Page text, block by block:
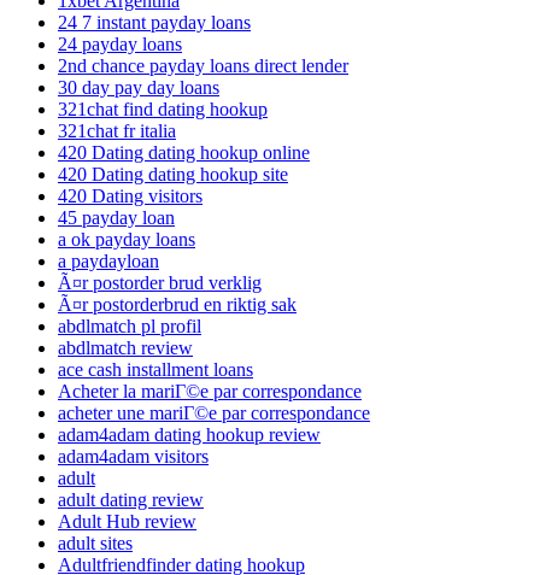
24 7 instant payday loans
24 payday loans
2nd chance payday loans direct lender
30 day pay day loans
321chat find dating hookup
321chat fr italia
420 Dating dating hookup online
420 Dating dating hookup site
420 Dating visitors
45 payday loan
a ok payday loans
a paydayloan
Ã¤r postorder brud verklig
Ã¤r postorderbrud en riktig sak
abdlmatch pl profil
abdlmatch review
ace cash installment loans
Acheter la mariГ©e par correspondance
acheter une mariГ©e par correspondance
adam4adam dating hookup review
adam4adam visitors
adult
adult dating review
Adult Hub review
adult sites
Adultfriendfinder dating hookup